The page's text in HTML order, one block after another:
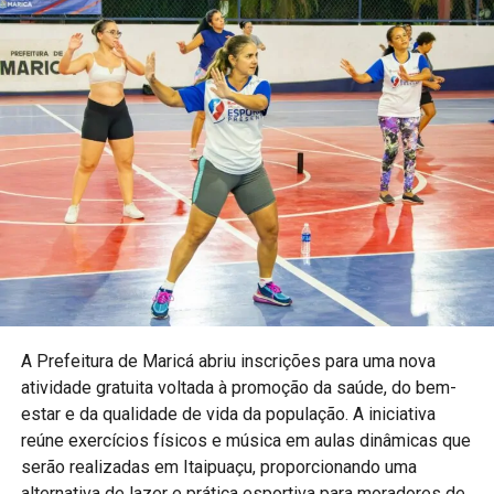
Acompanhe a cobertura completa na Maricá Web
TV.
Copa Maricá de Futevôlei, Maricá, Parque Nanci, futevôlei,
esporte de areia, Liga Nacional de Futevôlei, Secretaria de
Esportes, eventos esportivos em Maricá, Maricá Web TV,
competição de futevôlei.
A Prefeitura de Maricáabriu inscrições para uma nova
atividade gratuita voltada à promoção da saúde, do bem-
estar e da qualidade de vida da população. A iniciativa
reúne exercícios físicos e música em aulas dinâmicas que
serão realizadas em Itaipuaçu, proporcionando uma